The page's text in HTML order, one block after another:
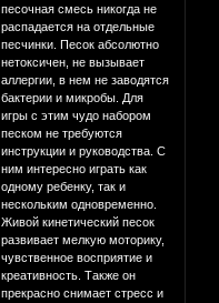
песочная смесь никогда не
распадается на отдельные
песчинки. Песок абсолютно
нетоксичен, не вызывает
аллергии, в нем не заводятся
бактерии и микробы. Для
игры с этим чудо набором
песком не требуются
инструкции и руководства. С
ним интересно играть как
одному ребенку, так и
нескольким одновременно.
Живой кинетический песок
развивает мелкую моторику,
чувственное восприятие и
креативность. Также он
прекрасно снимает стресс и